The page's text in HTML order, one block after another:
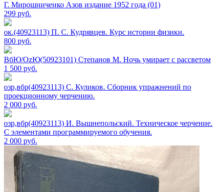
Г. Мирошниченко Азов издание 1952 года (01)
299 руб.
ок.(40923113) П. С. Кудрявцев. Курс истории физики.
800 руб.
ВбЮ/OzЮ(50923101) Степанов М. Ночь умирает с рассветом
1 500 руб.
озр,вбр(40923113) С. Куликов. Сборник упражнений по
проекционному черчению.
2 000 руб.
озр,вбр(40923113) И. Вышнепольский. Техническое черчение.
С элементами программируемого обучения.
2 000 руб.